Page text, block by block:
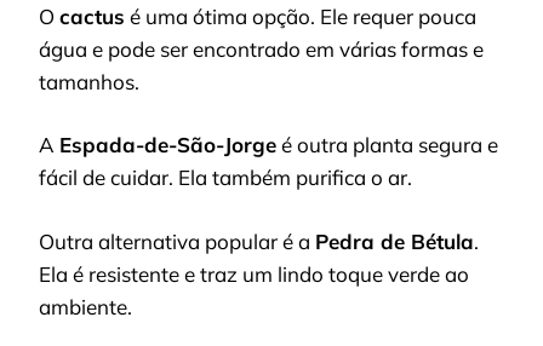
O cactus é uma ótima opção. Ele requer pouca
água e pode ser encontrado em várias formas e
tamanhos.
A Espada-de-São-Jorgeé outra planta segura e
fácil de cuidar. Ela também purifica o ar.
Outra alternativa popular é a Pedra de Bétula.
Ela é resistente e traz um lindo toque verde ao
ambiente.